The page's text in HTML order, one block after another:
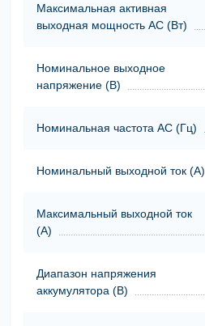
Максимальная активная
выходная мощность АС (Вт)
Номинальное выходное
напряжение (В)
Номинальная частота АС (Гц)
Номинальный выходной ток (А)
Максимальный выходной ток
(А)
Диапазон напряжения
аккумулятора (В)